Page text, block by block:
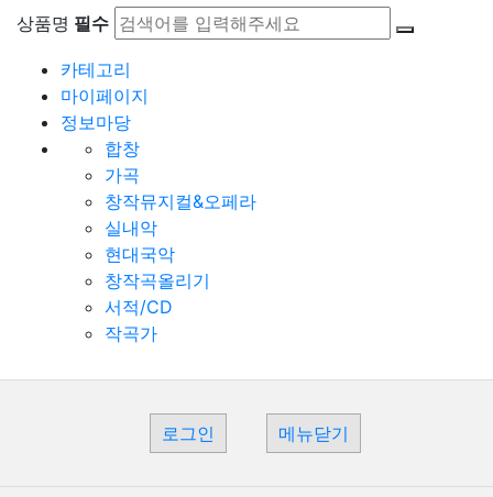
상품명 필수
카테고리
마이페이지
정보마당
합창
가곡
창작뮤지컬&오페라
실내악
현대국악
창작곡올리기
서적/CD
작곡가
로그인 메뉴닫기